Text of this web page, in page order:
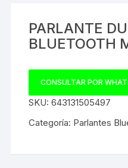
PARLANTE
BLUETOOTH
CONSULTAR POR
SKU:643131505497
Categoría: Parlantes